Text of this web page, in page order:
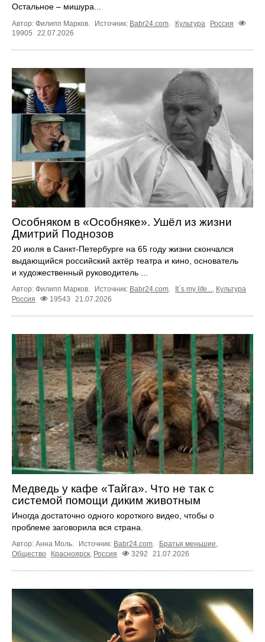
Остальное – мишура...
Автор: Филипп Марков. Источник: Babr24.com Культура
Россия
19905
22.07.2026
Особняком в «Особняке». Ушёл из жизни
Дмитрий Поднозов
20 июля в Санкт-Петербурге на 65 году жизни скончался
выдающийся российский актёр театра и кино, основатель
и художественный руководитель ...
Автор: Филипп Марков. Источник: Babr24.com. It`s my life..., Культура
Россия
19543 21.07.2026
Медведь у кафе «Тайга». Что не так с
системой помощи диким животным
Иногда достаточно одного короткого видео, чтобы о
проблеме заговорила вся страна.
Автор: Анна Моль. Источник: Babr24.com. Братья меньшие,
Общество
Красноярск, Россия 3292 21.07.2026